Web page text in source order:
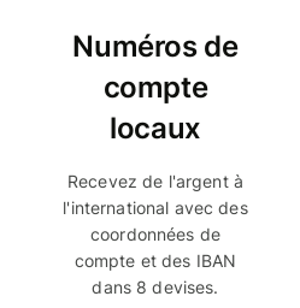
Numéros de
compte
locaux
Recevez de l'argent à
l'international avec des
coordonnées de
compte et des IBAN
dans 8 devises.